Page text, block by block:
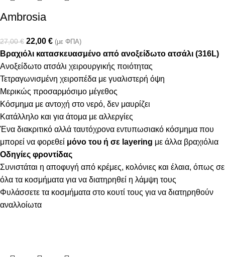
Ambrosia
27,00€ 22,00 € (με ΦΠΑ)
Βραχιόλι κατασκευασμένο από ανοξείδωτο ατσάλι (316L)
Ανοξείδωτο ατσάλι χειρουργικής ποιότητας
Τετραγωνισμένη χειροπέδα με γυαλιστερή όψη
Μερικώς προσαρμόσιμο μέγεθος
Κόσμημα με αντοχή στο νερό, δεν μαυρίζει
Κατάλληλο και για άτομα με αλλεργίες
Ένα διακριτικό αλλά ταυτόχρονα εντυπωσιακό κόσμημα που
μπορεί να φορεθεί μόνο του ή σε layering με άλλα βραχιόλια
Οδηγίες φροντίδας
Συνιστάται η αποφυγή από κρέμες, κολόνιες και έλαια, όπως σε
όλα τα κοσμήματα για να διατηρηθεί η λάμψη τους
Φυλάσσετε τα κοσμήματα στο κουτί τους για να διατηρηθούν
αναλλοίωτα